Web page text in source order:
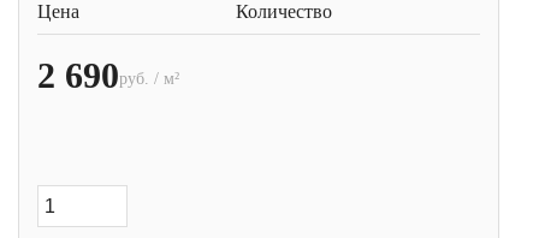
Цена Количество
2 690руб. / м²